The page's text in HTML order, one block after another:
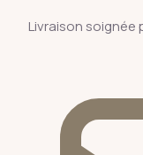
Livraison soignée